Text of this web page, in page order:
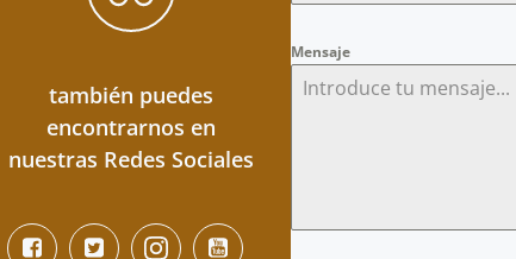
también puedes
encontrarnos en
nuestras Redes Sociales
Mensaje